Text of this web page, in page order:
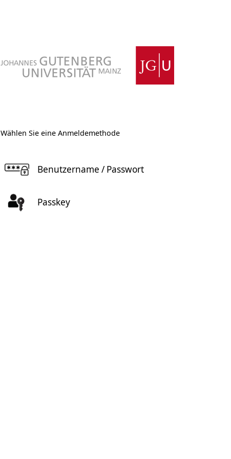
Wählen Sie eine Anmeldemethode
Benutzername / Passwort
Passkey